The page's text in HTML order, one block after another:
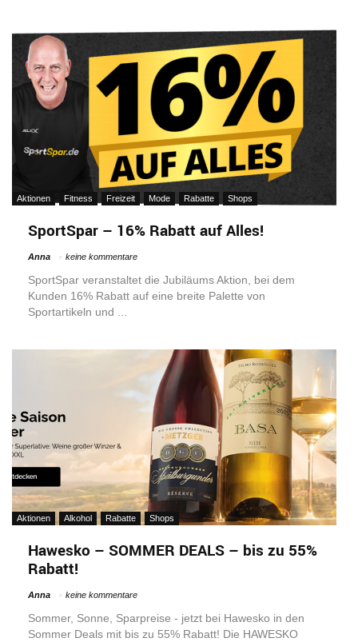
Aktionen Fitness Freizeit Mode Rabatte Shops
SportSpar – 16% Rabatt auf Alles!
Anna keine kommentare
SportSpar veranstaltet die Jubiläums Aktion, bei dem
Kunden 16% Rabatt auf eine breite Palette von
Sportartikeln und ...
Aktionen Alkohol Rabatte Shops
Hawesko – SOMMER DEALS – bis zu 55%
Rabatt!
Anna keine kommentare
Sommer, Sonne, Sparpreise - jetzt bei Hawesko in den
Sommer Deals mit bis zu 55% Rabatt! Die HAWESKO